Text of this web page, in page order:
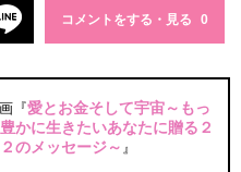
コメントをする・見る
『愛とお金そして宇宙～もっ
かに生きたいあなたに贈る２
のメッセージ～ 』